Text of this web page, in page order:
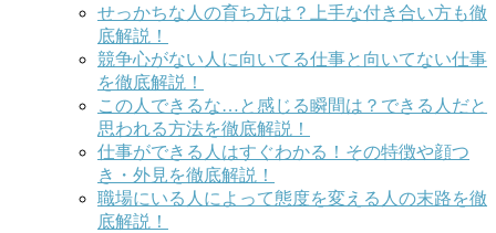
せっかちな人の育ち方は？上手な付き合い方も徹
底解説！
競争心がない人に向いてる仕事と向いてない仕事
を徹底解説！
この人できるな…と感じる瞬間は？できる人だと
思われる方法を徹底解説！
仕事ができる人はすぐわかる！その特徴や顔つ
き・外見を徹底解説！
職場にいる人によって態度を変える人の末路を徹
底解説！